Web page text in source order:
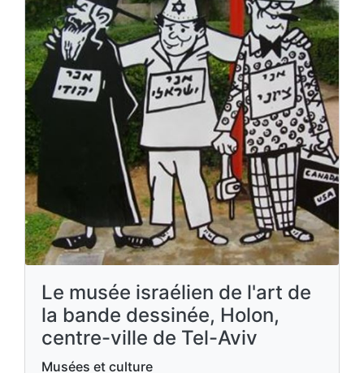
Le musée israélien de l'art de
la bande dessinée, Holon,
centre-ville de Tel-Aviv
Musées et culture